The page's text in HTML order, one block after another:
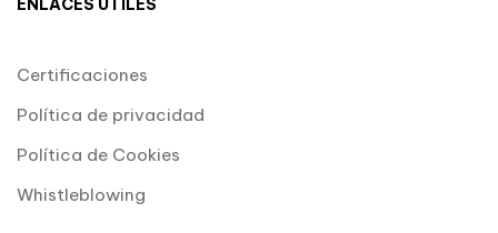
ENLACES ÚTILES
Certificaciones
Política de privacidad
Política de Cookies
Whistleblowing